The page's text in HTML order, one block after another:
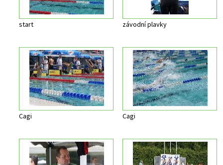
start závodní plavky
Cagi Cagi